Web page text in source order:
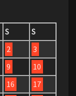
S
S
2
3
9
10
16
17